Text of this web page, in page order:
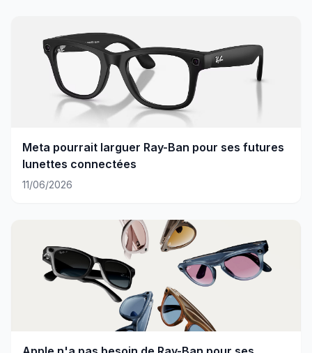
Meta pourrait larguer Ray-Ban pour ses futures
lunettes connectées
11/06/2026